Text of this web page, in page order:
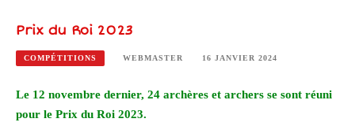
Prix du Roi 2023
COMPÉTITIONS WEBMASTER 16 JANVIER 2024
Le 12 novembre dernier, 24 archères et archers se sont réuni
pour le Prix du Roi 2023.